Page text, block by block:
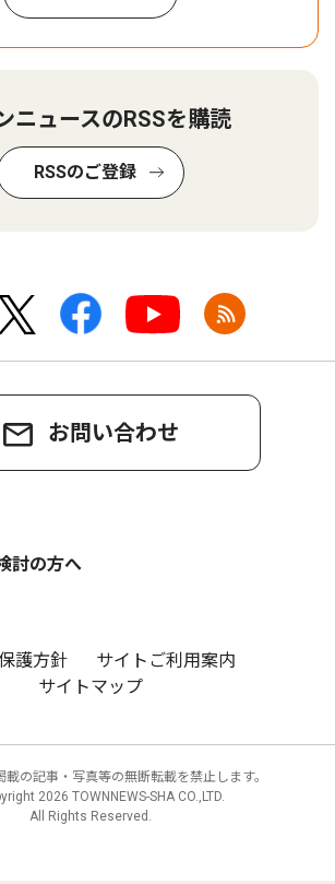
ニュースのRSSを購読
RSSのご登録
お問い合わせ
討の方へ
護方針
サイトご利用案内
サイトマップ
載の記事・写真等の無断転載を禁止します。
2026 TOWNNEWS-SHA CO.,LTD.
All Rights Reserved.